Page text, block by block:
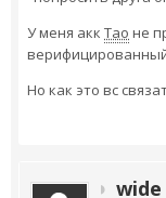
У меня акк Тао не
Но как это вс
wide